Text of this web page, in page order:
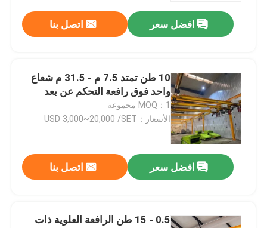
افضل سعر اتصل بنا
10 طن تمتد 7.5 م - 31.5 م شعاع
واحد فوق رافعة التحكم عن بعد
MOQ：1 مجموعة
الأسعار：USD 3,000~20,000 /SET
افضل سعر اتصل بنا
0.5 - 15 طن الرافعة العلوية ذات